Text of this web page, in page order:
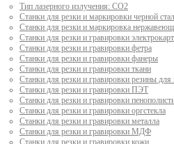
Тип лазерного излучения: СО2
Станки для резки и маркировки черной
Станки для резки и маркировка
Станки для резки и гравировки
Станки для резки и гравировки фетра
Станки для резки и гравировки фанеры
Станки для резки и гравировки ткани
Станки для резки и гравировки резины для
Станки для резки и гравировки ПЭТ
Станки для резки и гравировки
Станки для резки и гравировки оргстекла
Станки для резки и гравировки металла
Станки для резки и гравировки МДФ
Станки для резки и гравировки кожи